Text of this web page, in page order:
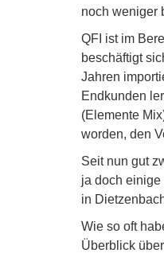
noch weniger
QFI ist im
beschäftigt
Jahren
Endkunden
(Elemente
worden, den
Seit nun gut
ja doch
in
Wie so oft
Überblick